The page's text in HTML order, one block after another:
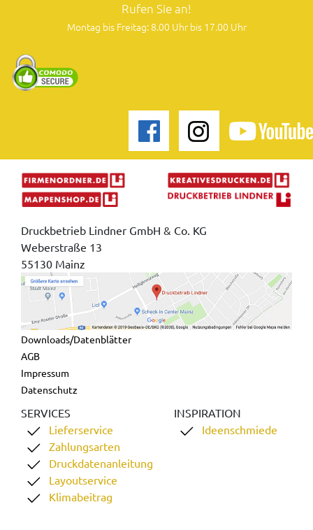
Rufen Sie an!
Montag bis Freitag: 8.00 Uhr bis 17.00 Uhr
Druckbetrieb Lindner GmbH & Co. KG
Weberstraße 13
55130 Mainz
Downloads/Datenblätter
AGB
Impressum
Datenschutz
SERVICES
Lieferservice
Zahlungsarten
Druckdatenanleitung
Layoutservice
Klimabeitrag
INSPIRATION
Ideenschmiede